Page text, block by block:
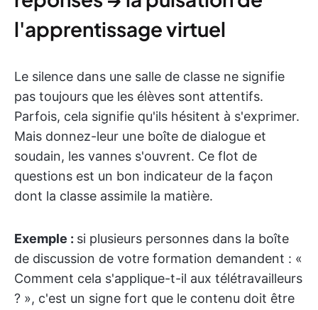
l'apprentissage virtuel
Le silence dans une salle de classe ne signifie
pas toujours que les élèves sont attentifs.
Parfois, cela signifie qu'ils hésitent à s'exprimer.
Mais donnez-leur une boîte de dialogue et
soudain, les vannes s'ouvrent. Ce flot de
questions est un bon indicateur de la façon
dont la classe assimile la matière.
Exemple : si plusieurs personnes dans la boîte
de discussion de votre formation demandent : «
Comment cela s'applique-t-il aux télétravailleurs
? », c'est un signe fort que le contenu doit être